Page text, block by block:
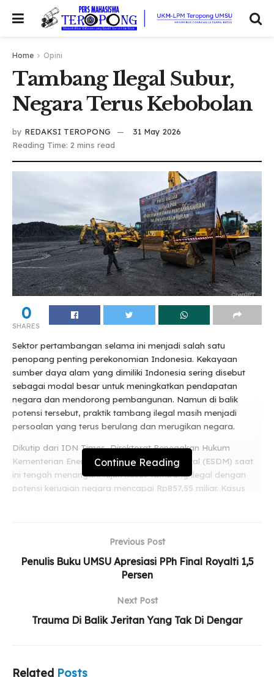
Home Opini
Tambang Ilegal Subur,
Negara Terus Kebobolan
by REDAKSI TEROPONG
31 May 2026
Reading Time: 2 mins read
0
SHARES
Sektor pertambangan selama ini menjadi salah satu
penopang penting perekonomian Indonesia. Kekayaan
sumber daya alam yang dimiliki Indonesia sering disebut
sebagai modal besar untuk meningkatkan pendapatan
negara dan mendorong pembangunan. Namun di balik
potensi tersebut, praktik tambang ilegal masih menjadi
persoalan yang terus berulang dan merugikan negara.
Dikutip dari IDN Times, Direktorat Penegakan Hukum
Kementerian Energi dan Sumber Daya Mineral (ESDM) saat
ini tengah menangani tujuh kasus tambang ilegal dengan
potensi kerugian negara mencapai Rp857,55 miliar. Kasus
Related Posts
Entrepreneur Muda?
Continue Reading
Previous Post
Penulis Buku UMSU Apresiasi PPh Final Royalti 1,5
Persen
Next Post
Trauma Di Balik Jeritan Yang Tak Di Dengar
Related Posts